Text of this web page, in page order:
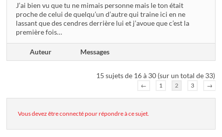
J’ai bien vu que tu ne mimais personne mais le ton était
proche de celui de quelqu’un d’autre qui traine ici en ne
lassant que des cendres derrière lui et j’avoue que c’est la
première fois…
Auteur Messages
15 sujets de 16 à 30 (sur un total de 33)
← 1 2 3 →
Vous devez être connecté pour répondre à ce sujet.